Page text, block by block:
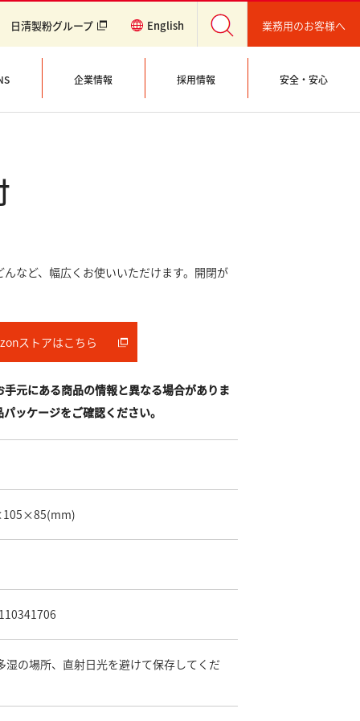
日清製粉グループ English 業務用のお客様へ
企業情報 採用情報 安全・安心
など、幅広くお使いいただけます。開閉が
ストアはこちら
元にある商品の情報と異なる場合がありま
ッケージをご確認ください。
(mm)
湿の場所、直射日光を避けて保存してくだ